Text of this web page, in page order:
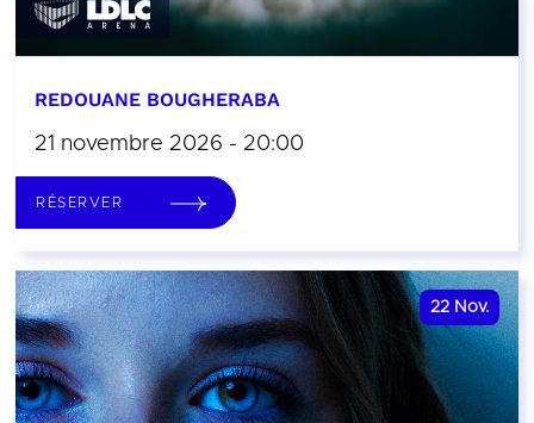
REDOUANE BOUGHERABA
21 novembre 2026 - 20:00
RÉSERVER
22 Nov.